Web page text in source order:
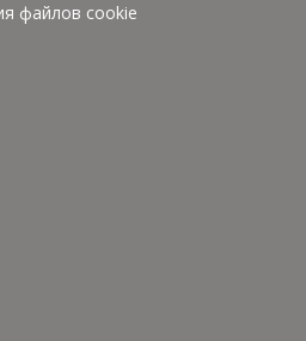
файлов cookie